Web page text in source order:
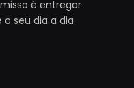
é entregar
seu dia a dia.